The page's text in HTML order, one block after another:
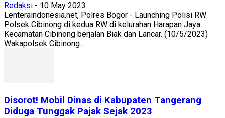
Redaksi - 10 May 2023
Lenteraindonesia.net, Polres Bogor - Launching Polisi RW
Polsek Cibinong di kedua RW di kelurahan Harapan Jaya
Kecamatan Cibinong berjalan Biak dan Lancar. (10/5/2023)
Wakapolsek Cibinong...
Disorot! Mobil Dinas di Kabupaten Tangerang
Diduga Tunggak Pajak Sejak 2023